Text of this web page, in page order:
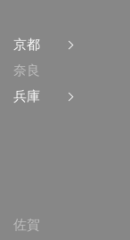
京都
奈良
兵庫
佐賀